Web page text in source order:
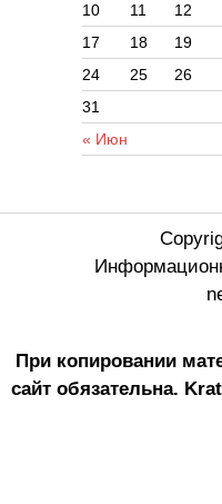
« Июн
10
11 12
17
18 19
24
25 26
31
При копировании
сайт обязательна.